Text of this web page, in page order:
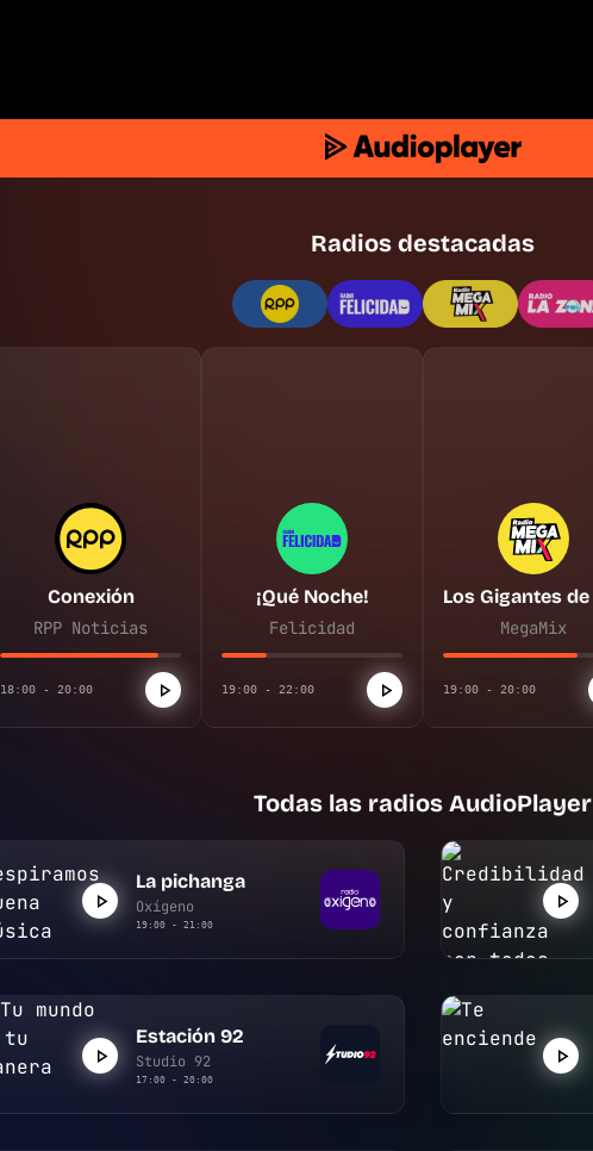
Radios destacadas
Conexión
RPP Noticias
18:00 - 20:00
¡Qué Noche!
Felicidad
19:00 - 22:00
MegaMix
19:00 - 20:00
Todas las radios AudioPlayer
La pichanga
Oxígeno
19:00 - 21:00
Estación 92
Studio 92
17:00 - 20:00